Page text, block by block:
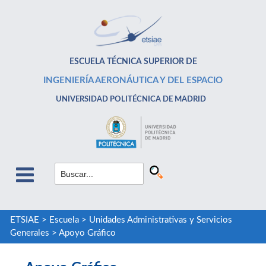
ESCUELA TÉCNICA SUPERIOR DE
INGENIERÍA AERONÁUTICA Y DEL ESPACIO
UNIVERSIDAD POLITÉCNICA DE MADRID
ETSIAE > Escuela> Unidades Administrativas y Servicios
Generales > Apoyo Gráfico